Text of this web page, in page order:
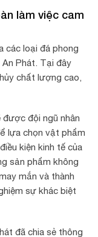
làm việc cam
các loại đá phong
Phát. Tại đây
chất lượng cao,
đội ngũ nhân
lựa chọn vật phẩm
kiện kinh tế của
sản phẩm không
mắn và thành
sự khác biệt
đã chia sẻ thông